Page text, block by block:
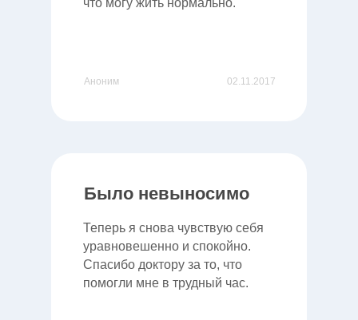
что могу жить нормально.
Аноним
Теперь я снова чувствую себя
уравновешенно и спокойно.
Спасибо доктору за то, что
помогли мне в трудный час.
Было невыносимо
02.11.2017